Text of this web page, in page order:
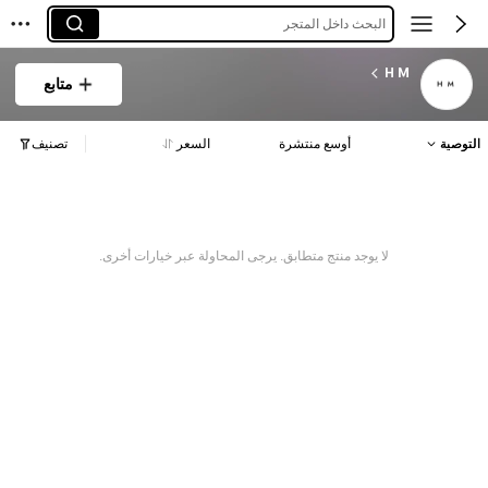
البحث داخل المتجر
H M
متابع
التوصية أوسع منتشرة السعر تصنيف
لا يوجد منتج متطابق. يرجى المحاولة عبر خيارات أخرى.